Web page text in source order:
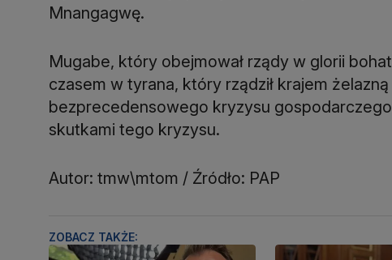
Mnangagwę.
Mugabe, który obejmował rządy w glorii
czasem w tyrana, który rządził krajem
bezprecedensowego kryzysu
skutkami tego kryzysu.
Autor: tmw\mtom / Źródło: PAP
ZOBACZ TAKŻE: